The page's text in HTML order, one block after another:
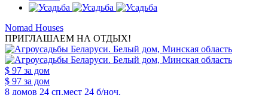
Nomad Houses
ПРИГЛАШАЕМ НА ОТДЫХ!
$ 97 за дом
$ 97 за дом
8 домов 24 сп.мест 24 б/ноч.